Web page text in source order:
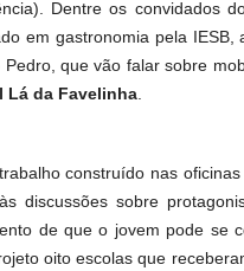
Dentre os convidados
em gastronomia pela
que vão falar sobre
Lá da Favelinha
construído nas
discussões sobre
de que o jovem pode se
oito escolas que